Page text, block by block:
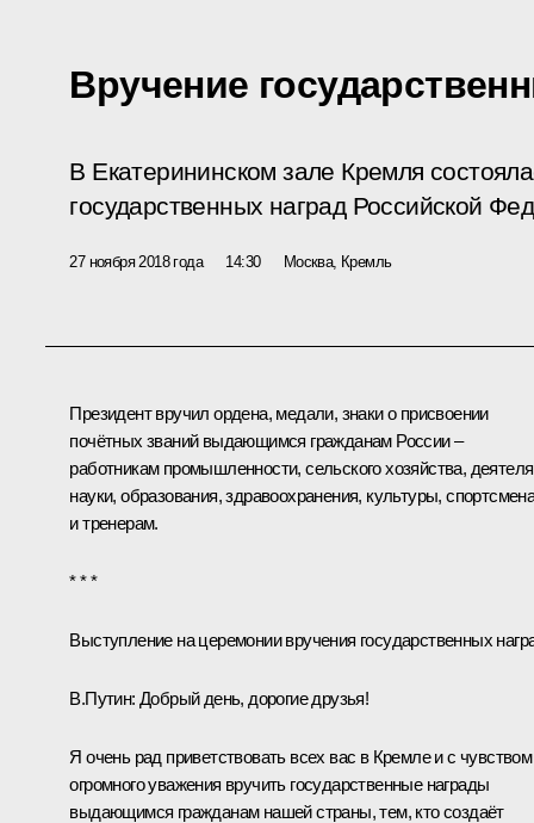
Вручение
В Екатерининском зале Кремля
государственных наград Российской
27 ноября 2018 года 14:30 Москва, Кремль
Президент вручил ордена, медали, знаки о присвоении
почётных званий выдающимся гражданам России –
работникам промышленности, сельского хозяйства,
науки, образования, здравоохранения, культуры,
и тренерам.
* * *
Выступление на церемонии вручения государственных
В.Путин: Добрый день, дорогие друзья!
Я очень рад приветствовать всех вас в Кремле и с чувством
огромного уважения вручить государственные награды
выдающимся гражданам нашей страны, тем, кто создаёт